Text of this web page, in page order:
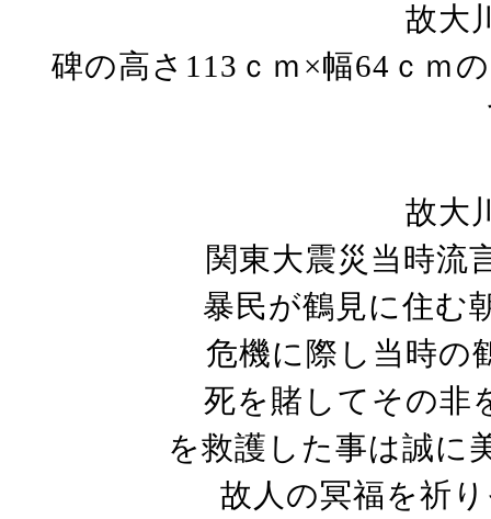
故大
碑の高さ113ｃｍ×幅64ｃｍ
故大
関東大震災当時流
暴民が鶴見に住む
危機に際し当時の
死を賭してその非
を救護した事は誠に
故人の冥福を祈